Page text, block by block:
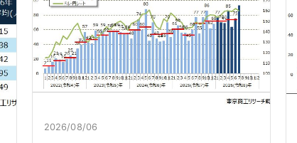
2026/08/06